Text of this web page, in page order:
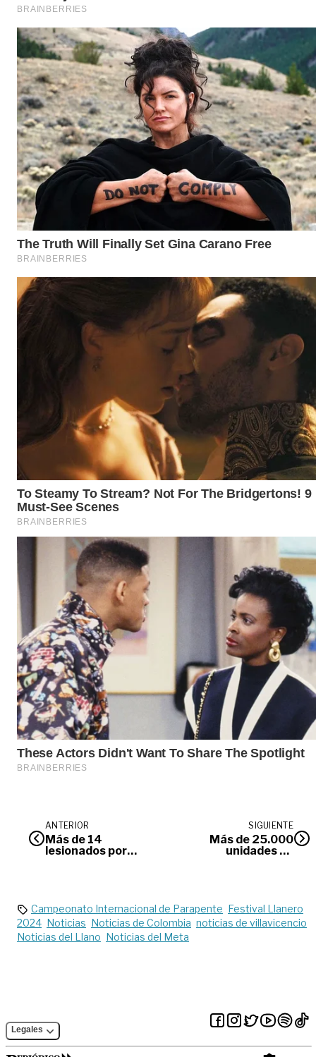
ANTERIOR
Más de 14
lesionados por
SIGUIENTE
Más de 25.000
unidades de
Campeonato Internacional de Parapente Festival Llanero
2024 Noticias Noticias de Colombia noticias de villavicencio
Noticias del Llano Noticias del Meta
Legales